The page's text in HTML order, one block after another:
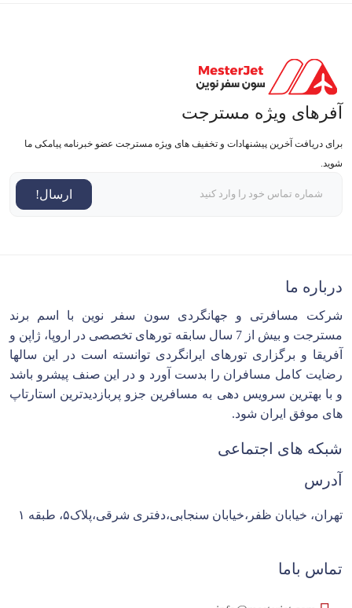
آفرهای ویژه مسترجت
برای دریافت آخرین پیشنهادات و تخفیف های ویژه مسترجت عضو خبرنامه پیامکی ما
شوید.
ارسال!
درباره ما
شرکت مسافرتی و جهانگردی سون سفر نوین با اسم برند
مسترجت و بیش از 7 سال سابقه تورهای تخصصی در اروپا، ژاپن و
آفریقا و برگزاری تورهای ایرانگردی توانسته است در این سالها
رضایت کامل مسافران را بدست آورد و در این صنف پیشرو باشد
و با بهترین سرویس دهی به مسافرین جزو پربازدیدترین استارتاپ
های موفق ایران شود.
شبکه های اجتماعی
آدرس
تهران، خیابان ظفر،خیابان سنجابی،دفتری شرقی،پلاک۵، طبقه ۱
تماس باما